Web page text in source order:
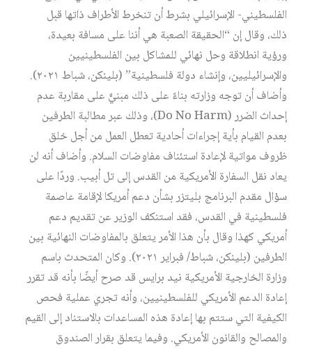
الفلسطيني- الإسرائيلي بشرط أن تنخرط الأطراف ذاتها قبل
ذلك، وقال إن “الحقيقة الصعبة هي أننا على مسافة بعيدة،
ورؤية انطلاقة وحل نهائي للمشاكل بين الفلسطينيين
والإسرائيليين، وإنشاء دولة فلسطينية” (بلينكن، شباط ٢٠٢١).
وأضاف أن توجه وزارته بناءً على ذلك مبنيٌّ على مقاربة عدم
إحداث الضرر (Do No Harm)، وذلك عبر مطالبة الطرفين
بعدم القيام بأية إجراءات أحادية تعطل العمل من أجل خلق
ظروف مواتية لإعادة استئناف مفاوضات السلام. وأضاف أنه لن
يعاد نقل السفارة الأمريكية من القدس إلى تل أبيب. وردًا على
سؤال مقدم البرنامج بليتزر بشأن دعم أمريكا لإقامة عاصمة
فلسطينية في القدس، فقد استنكف الوزير عن تقديم دعم
أمريكي كهذا وقال بأن هذا الأمر يتعلق بالمفاوضات النهائية بين
الطرفين (بلينكن، شباط/ فبراير ٢٠٢١). وكان المتحدث باسم
وزارة الخارجية الأمريكية نيد برايس قد صرح أيضًا بأنه قد تقرر
إعادة الدعم الأمريكي للفلسطينيين، وأنه تجري عملية فحص
الكيفية التي ستتم بها إعادة هذه المساعدات بالاستناد إلى القيم
والمصالح والقانون الأمريكي. وفيما يتعلق بقرار الصندوق